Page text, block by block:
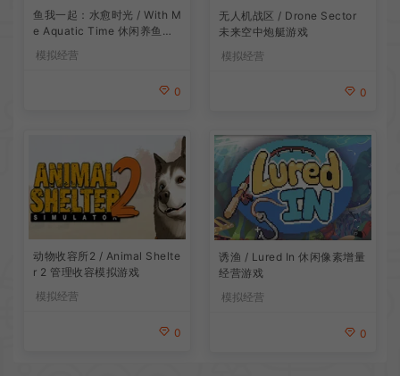
鱼我一起：水愈时光 / With M
e Aquatic Time 休闲养鱼游
戏
模拟经营
0
无人机战区 / Drone Sector
未来空中炮艇游戏
模拟经营
0
动物收容所2 / Animal Shelte
r 2 管理收容模拟游戏
模拟经营
0
诱渔 / Lured In 休闲像素增量
经营游戏
模拟经营
0